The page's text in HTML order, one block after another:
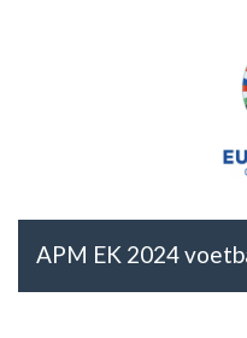
APM EK 2024